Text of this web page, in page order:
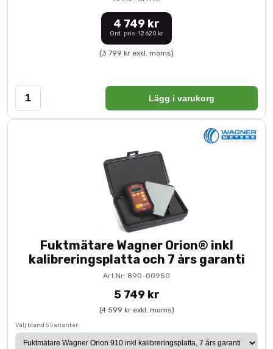
4 749 kr
Ord. pris: 12 620 kr
(3 799 kr exkl. moms)
Lägg i varukorg
Fuktmätare Wagner Orion® inkl
kalibreringsplatta och 7 års garanti
Art.Nr: 890-00950
5 749 kr
(4 599 kr exkl. moms)
Välj bland 5 varianter: